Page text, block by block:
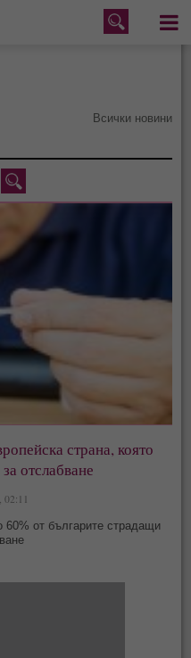
Меню
Всички новини
страна, която
отслабване
02:11
60% от българите страдащи